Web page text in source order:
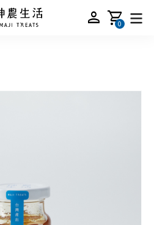
person shopping_cart
0